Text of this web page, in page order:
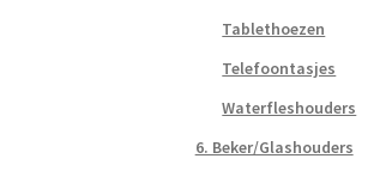
Tablethoezen
Telefoontasjes
Waterfleshouders
6. Beker/Glashouders